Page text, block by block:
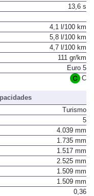
13,6 s
4,1 l/100 km
5,8 l/100 km
4,7 l/100 km
111 gr/km
Euro 5
C
Turismo
5
4.039 mm
1.735 mm
1.517 mm
2.525 mm
1.509 mm
1.509 mm
0,36